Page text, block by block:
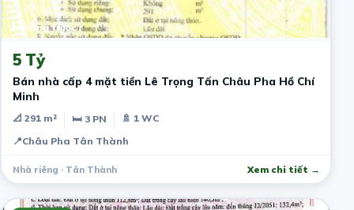
1 tháng trước
5 Tỷ
Bán nhà cấp 4 mặt tiền Lê Trọng Tấn Châu Pha Hồ Chí
Minh
📐 291 m² 🛏 3 PN
🚿 1 WC
📍Châu Pha Tân Thành
Nhà riêng · Tân Thành Xem chi tiết →